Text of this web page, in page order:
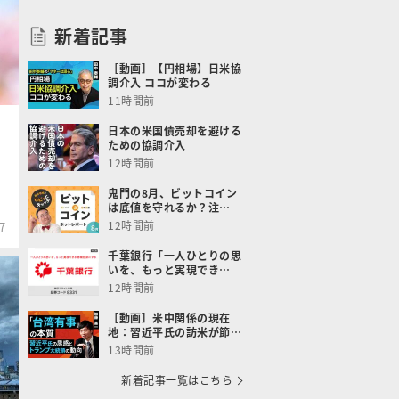
新着記事
［動画］【円相場】日米協
調介入 ココが変わる
11時間前
日本の米国債売却を避ける
ための協調介入
12時間前
鬼門の8月、ビットコイン
は底値を守れるか？注…
12時間前
千葉銀行「一人ひとりの思
いを、もっと実現でき…
12時間前
［動画］米中関係の現在
地：習近平氏の訪米が節…
13時間前
新着記事一覧はこちら